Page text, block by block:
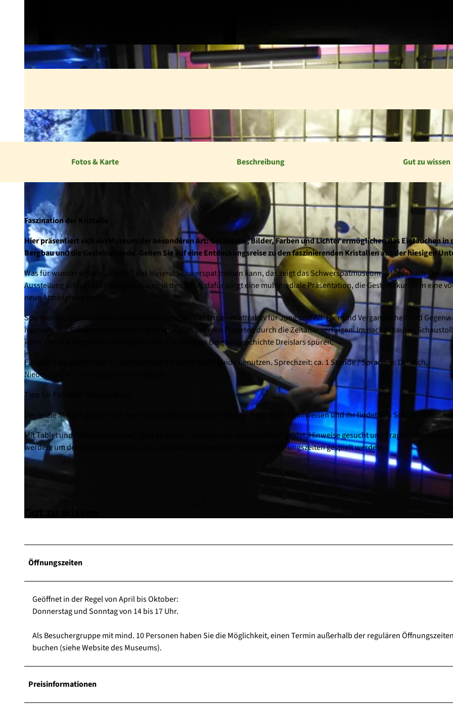
© Schwerspatmuseum Dreislar |
Fotos & Karte Beschreibung Gut zu wissen
Faszination der Kristalle
Hier präsentiert sich ein Museum der besonderen Art: Geräusche, Bilder, Farben und Lichter ermöglichen das Eintauchen in
Bergbau und die Gesteinskunde. Gehen Sie auf eine Entdeckungsreise zu den faszinierenden Kristallen aus der hiesigen
Was für wunderschöne „Blüten“ das Mineral Schwerspat treiben kann, das zeigt das Schwerspatmuseum in Medebach-
Ausstellung schlägt auch Bergbau-Laien in den Bann, dafür sorgt eine multimediale Präsentation, die Gesteinskunde in eine
neue Atmosphäre rückt.
Spannende, anschauliche Informationen machen das Museum attraktiv für Jung und Alt. Hier sind Vergangenheit und
hautnah. Auf Schautafeln können Sie anschaulich unseren Planeten durch die Zeitalter verfolgen. Im nachgebauten
kann man die Bergwerksatmosphäre der 230-jährigen Bergbaugeschichte Dreislars spüren.
Für eine Leihgebühr von 1,- Euro können Sie einen Audioguide benutzen. Sprechzeit: ca. 1 Stunde / Sprachen: Deutsch,
Niederländisch, Französisch und Englisch.
Tipp für Familien: Mission Baryt
Der letzte Steiger aus Dreislar kennt viele Geheimnisse des Berges. Folgt seinen Hinweisen und ihr findet den Schatz im
Mit Tablet und "Werkzeugtasche" geht es durch's Museum. Es müssen Rätsel gelöst, Hinweise gesucht und Fragen beantwortet
werden, um den Schatz zu finden. Das Spiel kann während der regulären Öffnungszeiten gespielt werden.
Öffnungszeiten
Geöffnet in der Regel von April bis Oktober:
Donnerstag und Sonntag von 14 bis 17 Uhr.
Als Besuchergruppe mit mind. 10 Personen haben Sie die Möglichkeit, einen Termin außerhalb der regulären
buchen (siehe Website des Museums).
Preisinformationen